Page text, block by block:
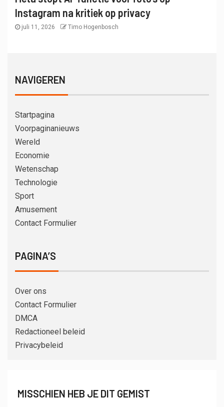
Instagram na kritiek op privacy
juli 11, 2026 Timo Hogenbosch
NAVIGEREN
Startpagina
Voorpaginanieuws
Wereld
Economie
Wetenschap
Technologie
Sport
Amusement
Contact Formulier
PAGINA’S
Over ons
Contact Formulier
DMCA
Redactioneel beleid
Privacybeleid
MISSCHIEN HEB JE DIT GEMIST